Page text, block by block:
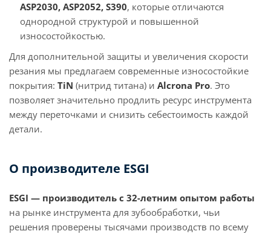
ASP2030, ASP2052, S390, которые отличаются
однородной структурой и повышенной
износостойкостью.
Для дополнительной защиты и увеличения скорости
резания мы предлагаем современные износостойкие
покрытия: TiN (нитрид титана) и Alcrona Pro. Это
позволяет значительно продлить ресурс инструмента
между переточками и снизить себестоимость каждой
детали.
О производителе ESGI
ESGI — производитель с 32-летним опытом работы
на рынке инструмента для зубообработки, чьи
решения проверены тысячами производств по всему